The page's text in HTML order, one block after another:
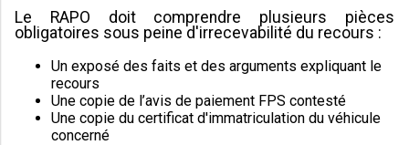
Le RAPO doit comprendre plusieurs pièces
obligatoires sous peine d'irrecevabilité du recours :
Un exposé des faits et des arguments expliquant le
recours
Une copie de l’avis de paiement FPS contesté
Une copie du certificat d'immatriculation du véhicule
concerné